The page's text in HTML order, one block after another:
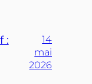
:
14
mai
2026